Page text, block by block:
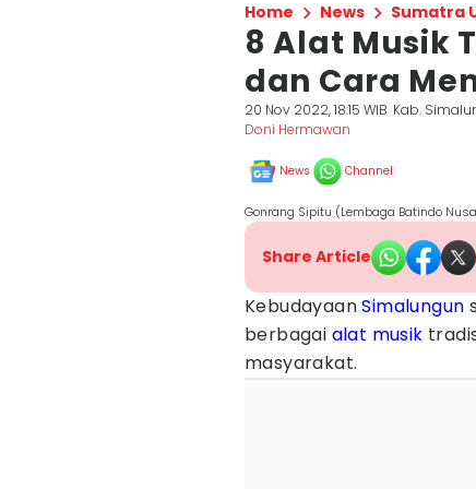
Home News Sumatra
8 Alat Musik
dan Cara
20 Nov 2022, 18:15 WIB Kab.
Doni Hermawan
News Channel
Gonrang Sipitu (Lembaga Batindo
Share Article
KebudayaanSimalungun
berbagai alat musik
masyarakat.